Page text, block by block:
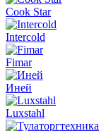
Cook Star
Intercold
Fimar
Иней
Luxstahl